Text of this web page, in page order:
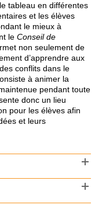
tableau en différentes
et les élèves
le mieux à
le Conseil de
non seulement de
d’apprendre aux
conflits dans le
à animer la
pendant toute
donc un lieu
pour les élèves afin
et leurs